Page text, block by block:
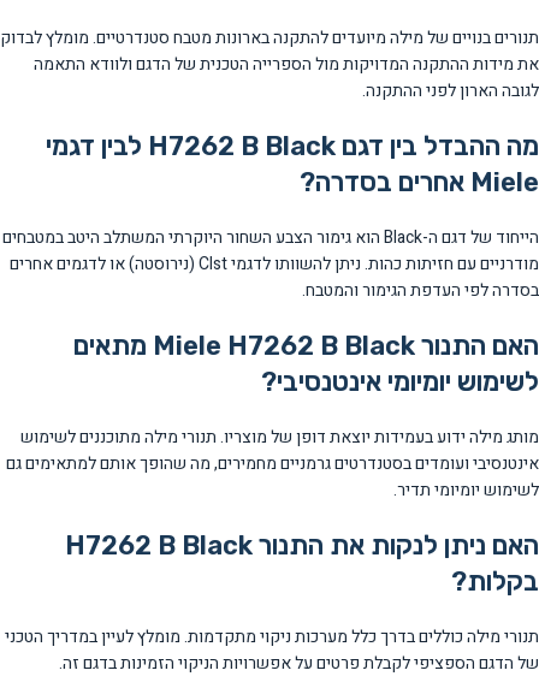
תנורים בנויים של מילה מיועדים להתקנה בארונות מטבח סטנדרטיים. מומלץ לבדוק
את מידות ההתקנה המדויקות מול הספרייה הטכנית של הדגם ולוודא התאמה
לגובה הארון לפני ההתקנה.
מה ההבדל בין דגם H7262 B Black לבין דגמי
Miele אחרים בסדרה?
הייחוד של דגם ה-Black הוא גימור הצבע השחור היוקרתי המשתלב היטב במטבחים
מודרניים עם חזיתות כהות. ניתן להשוותו לדגמי Clst (נירוסטה) או לדגמים אחרים
בסדרה לפי העדפת הגימור והמטבח.
האם התנור Miele H7262 B Black מתאים
לשימוש יומיומי אינטנסיבי?
מותג מילה ידוע בעמידות יוצאת דופן של מוצריו. תנורי מילה מתוכננים לשימוש
אינטנסיבי ועומדים בסטנדרטים גרמניים מחמירים, מה שהופך אותם למתאימים גם
לשימוש יומיומי תדיר.
האם ניתן לנקות את התנור H7262 B Black
בקלות?
תנורי מילה כוללים בדרך כלל מערכות ניקוי מתקדמות. מומלץ לעיין במדריך הטכני
של הדגם הספציפי לקבלת פרטים על אפשרויות הניקוי הזמינות בדגם זה.